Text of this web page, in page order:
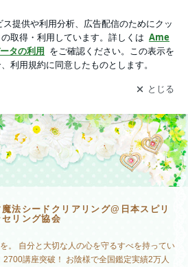
て ブログの更新通知
を受け取りまし
開く
法シードクリアリング@日本スピリ
リング協会
。 自分と大切な人の心を守るすべを持ってい
講座突破！ お陰様で全国鑑定実績2万人